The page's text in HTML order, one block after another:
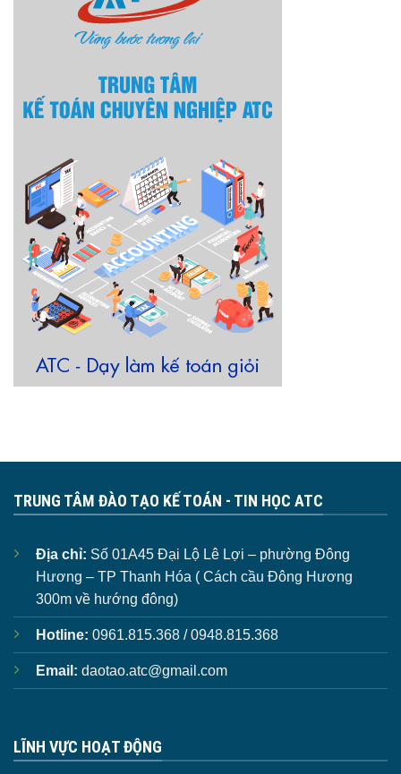
TRUNG TÂM ĐÀO TẠO KẾ TOÁN - TIN HỌC ATC
Địa chỉ: Số 01A45 Đại Lộ Lê Lợi – phường Đông
Hương – TP Thanh Hóa ( Cách cầu Đông Hương
300m về hướng đông)
Hotline: 0961.815.368 / 0948.815.368
Email: daotao.atc@gmail.com
LĨNH VỰC HOẠT ĐỘNG